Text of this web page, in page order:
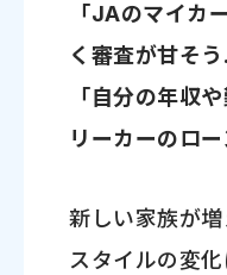
「JAのマイカ
く審査が甘そう
「自分の年収
リーカーのロ
新しい家族が
スタイルの変